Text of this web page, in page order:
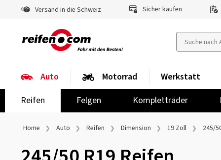
Versand in die Schweiz Sicher kaufen
Auto
Reifen
Felgen Kompletträder
Motorrad Werkstatt
Home Auto Reifen Dimension 19 Zoll 245/